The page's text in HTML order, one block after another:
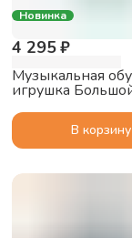
Новинка
4 295 ₽
Музыкальная
игрушка
Bluetooth колонки,
мятный В корзину